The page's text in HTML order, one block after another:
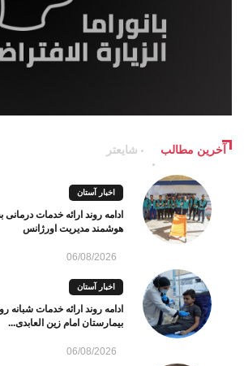
آخرین مطالب شایعتر
اخبار آستان
ادامه روند ارائه خدمات درمانی
هوشمند مدیریت اورژانس
06/08/2026
اخبار آستان
ادامه روند ارائه خدمات شبانه
بیمارستان امام زین العابدی...
06/08/2026